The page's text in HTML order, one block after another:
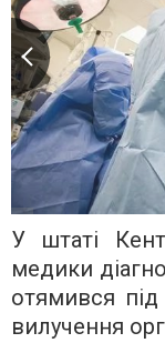
У штаті
медики
отямився під
вилучення